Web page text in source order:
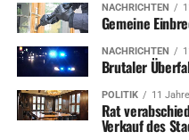
NACHRICHTEN
Gemeine
NACHRICHTEN
Brutaler
POLITIK 11
Rat
Verkauf des